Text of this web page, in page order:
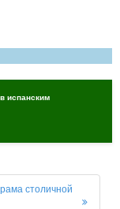
испанским
столичной